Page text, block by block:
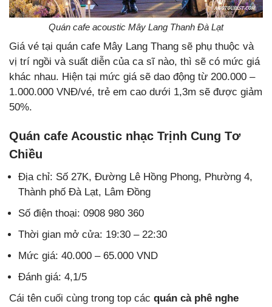
Quán cafe acoustic Mây Lang Thanh Đà Lạt
Giá vé tại quán cafe Mây Lang Thang sẽ phụ thuộc và
vị trí ngồi và suất diễn của ca sĩ nào, thì sẽ có mức giá
khác nhau. Hiện tại mức giá sẽ dao động từ 200.000 –
1.000.000 VNĐ/vé, trẻ em cao dưới 1,3m sẽ được giảm
50%.
Quán cafe Acoustic nhạc Trịnh Cung Tơ
Chiều
Địa chỉ: Số 27K, Đường Lê Hồng Phong, Phường 4,
Thành phố Đà Lạt, Lâm Đồng
Số điện thoại: 0908 980 360
Thời gian mở cửa: 19:30 – 22:30
Mức giá: 40.000 – 65.000 VND
Đánh giá: 4,1/5
Cái tên cuối cùng trong top các quán cà phê nghe